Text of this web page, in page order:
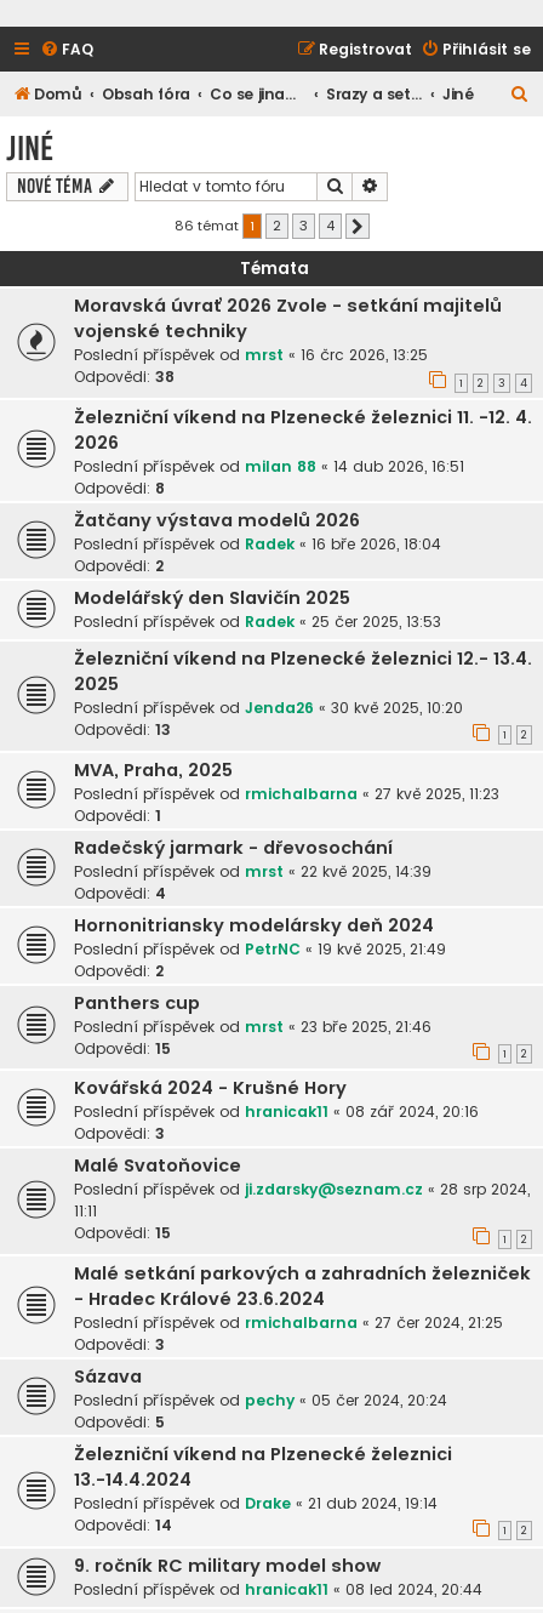
FAQ Přihlásit se
Registrovat
Domů Obsah fóra Co se jinam nevešlo Srazy a setkání Jiné
t
Jiné
Nové téma Hledat
86 témat 1 2 3 4
Témata
Moravská úvrať 2026 Zvole - setkání majitelů
vojenské techniky
Poslední příspěvek od mrst « 16 črc 2026, 13:25
Odpovědi: 38 1 2 3 4
Železniční víkend na Plzenecké železnici 11. -12. 4.
2026
Poslední příspěvek od milan 88 « 14 dub 2026, 16:51
Odpovědi: 8
Žatčany výstava modelů 2026
Poslední příspěvek od Radek « 16 bře 2026, 18:04
Odpovědi: 2
Modelářský den Slavičín 2025
Poslední příspěvek od Radek « 25 čer 2025, 13:53
Železniční víkend na Plzenecké železnici 12.- 13.4.
2025
Poslední příspěvek od Jenda26 « 30 kvě 2025, 10:20
Odpovědi: 13 1 2
MVA, Praha, 2025
Poslední příspěvek od rmichalbarna « 27 kvě 2025, 11:23
Odpovědi: 1
Radečský jarmark - dřevosochání
Poslední příspěvek od mrst « 22 kvě 2025, 14:39
Odpovědi: 4
Hornonitriansky modelársky deň 2024
Poslední příspěvek od PetrNC « 19 kvě 2025, 21:49
Odpovědi: 2
Panthers cup
Poslední příspěvek od mrst « 23 bře 2025, 21:46
Odpovědi: 15 1 2
Kovářská 2024 - Krušné Hory
Poslední příspěvek od hranicak11 « 08 zář 2024, 20:16
Odpovědi: 3
Malé Svatoňovice
Poslední příspěvek od ji.zdarsky@seznam.cz « 28 srp 2024,
11:11
Odpovědi: 15 1 2
Malé setkání parkových a zahradních železniček
- Hradec Králové 23.6.2024
Poslední příspěvek od rmichalbarna « 27 čer 2024, 21:25
Odpovědi: 3
Sázava
Poslední příspěvek od pechy « 05 čer 2024, 20:24
Odpovědi: 5
Železniční víkend na Plzenecké železnici
13.-14.4.2024
Poslední příspěvek od Drake « 21 dub 2024, 19:14
Odpovědi: 14 1 2
9. ročník RC military model show
Poslední příspěvek od hranicak11 « 08 led 2024, 20:44